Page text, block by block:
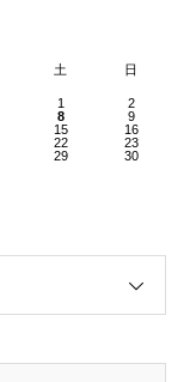
土 日
1
2
8
9
15
16
22
23
29
30